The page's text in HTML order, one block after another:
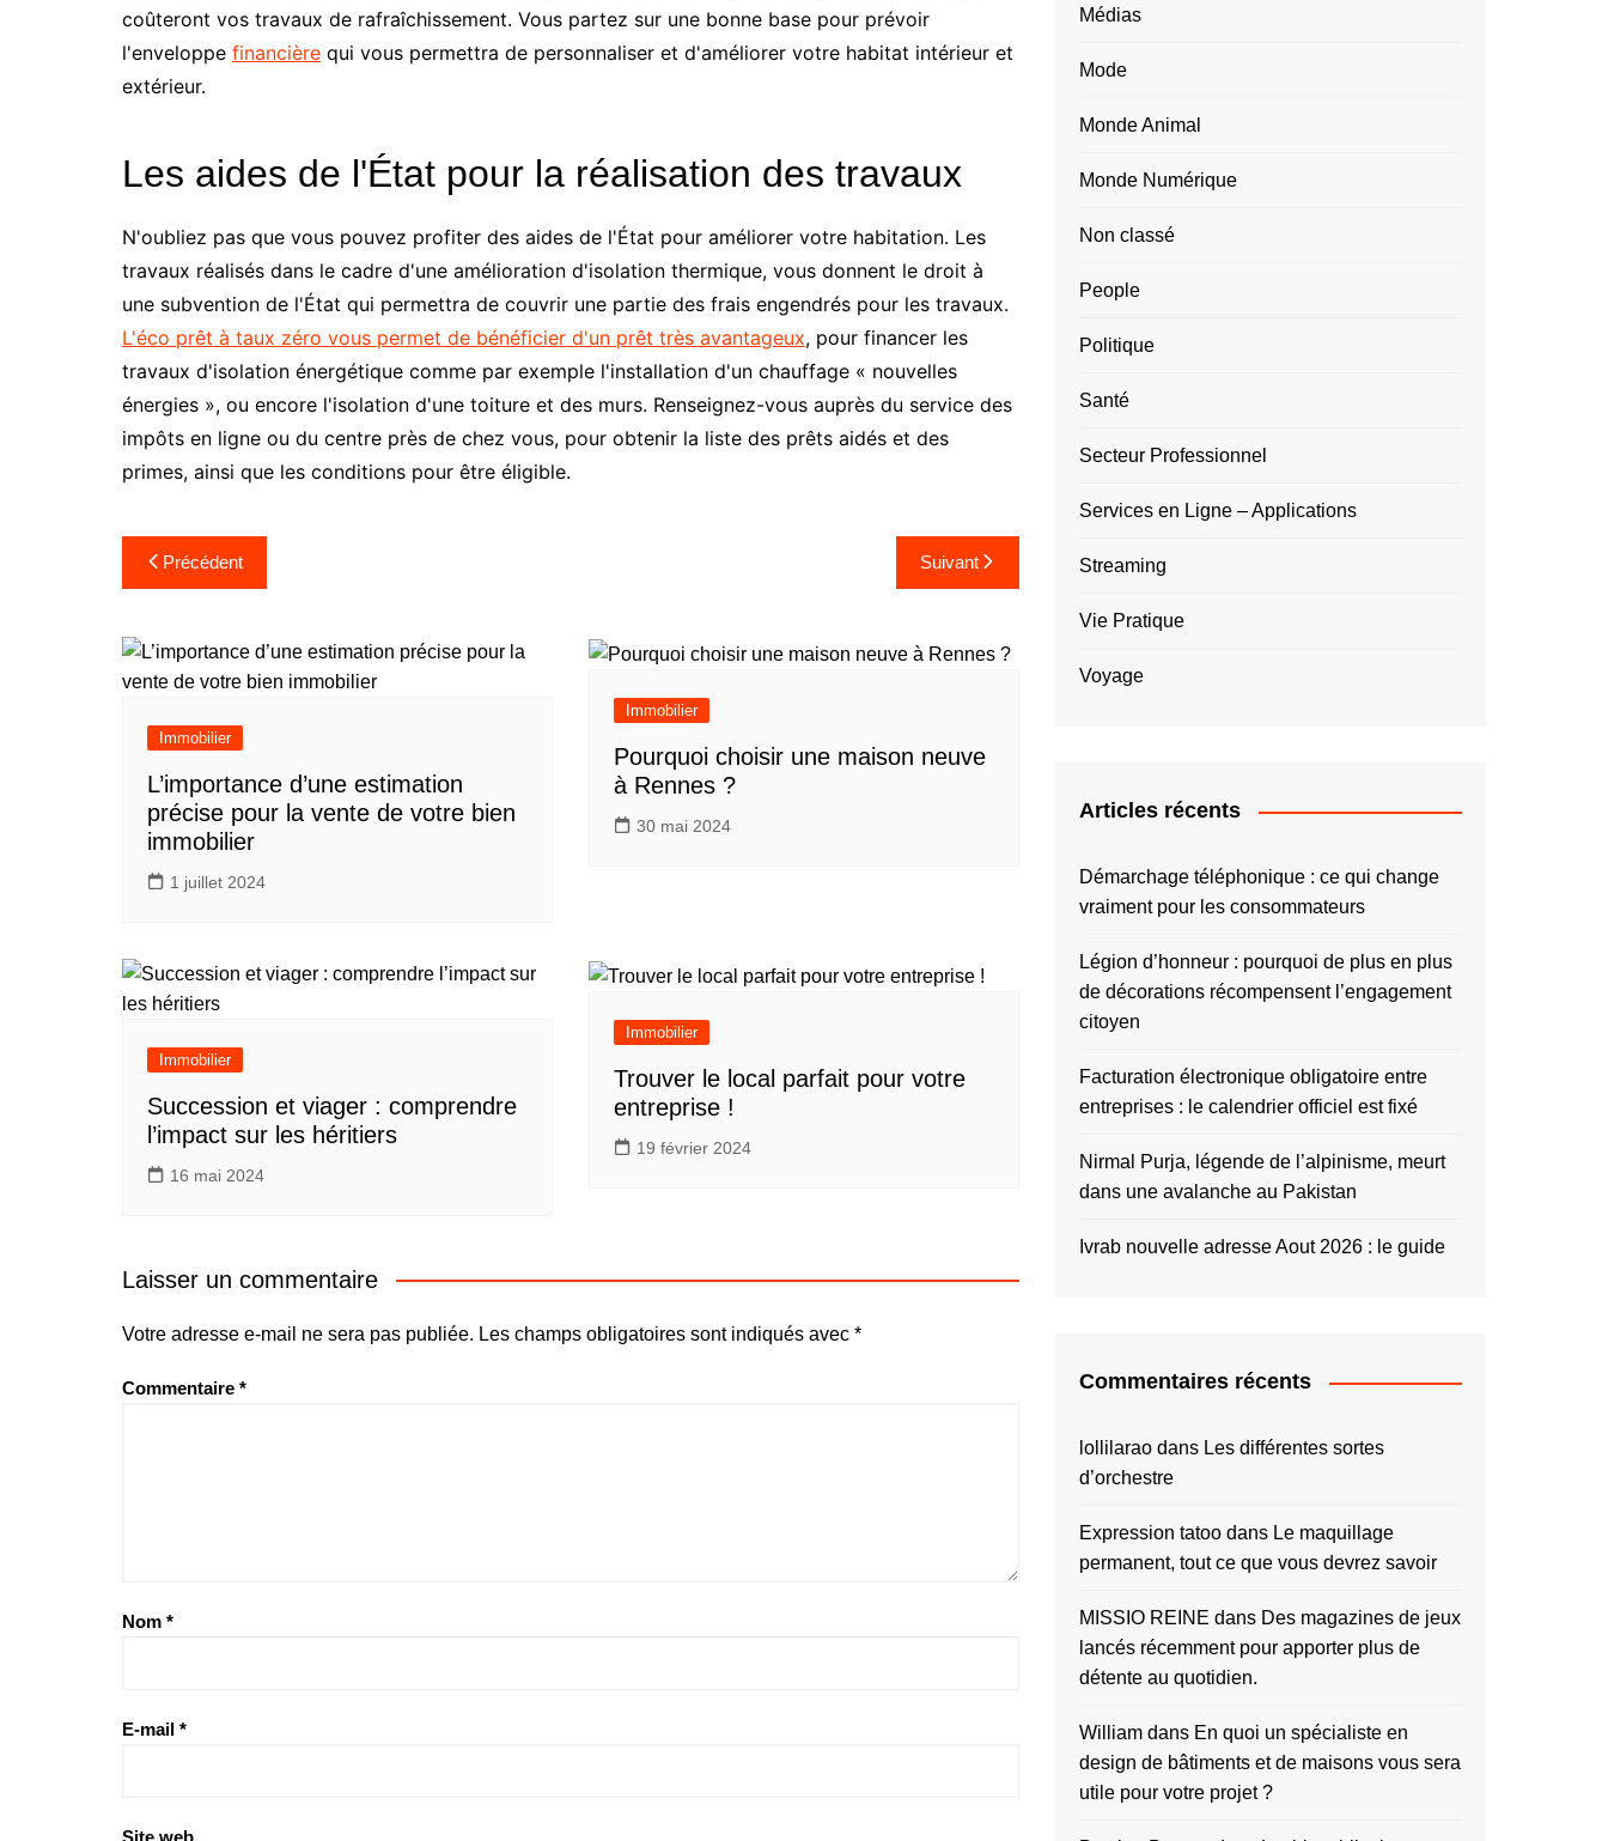
coûteront vos travaux de rafraîchissement. Vous partez sur une bonne base pour prévoir
l'enveloppe financière qui vous permettra de personnaliser et d'améliorer votre habitat intérieur et
extérieur.
Les aides de l'État pour la réalisation des travaux
N'oubliez pas que vous pouvez profiter des aides de l'État pour améliorer votre habitation. Les
travaux réalisés dans le cadre d'une amélioration d'isolation thermique, vous donnent le droit à
une subvention de l'État qui permettra de couvrir une partie des frais engendrés pour les travaux.
L'éco prêt à taux zéro vous permet de bénéficier d'un prêt très avantageux, pour financer les
travaux d'isolation énergétique comme par exemple l'installation d'un chauffage « nouvelles
énergies », ou encore l'isolation d'une toiture et des murs. Renseignez-vous auprès du service des
impôts en ligne ou du centre près de chez vous, pour obtenir la liste des prêts aidés et des
primes, ainsi que les conditions pour être éligible.
Navigation
de
l’article
Précédent Suivant
Immobilier
L’importance d’une estimation
précise pour la vente de votre bien
immobilier
1 juillet 2024
Immobilier
Pourquoi choisir une maison neuve
à Rennes ?
30 mai 2024
Immobilier
Succession et viager : comprendre
l’impact sur les héritiers
16 mai 2024
Immobilier
Trouver le local parfait pour votre
entreprise !
19 février 2024
Laisser un commentaire
Votre adresse e-mail ne sera pas publiée. Les champs obligatoires sont indiqués avec *
Commentaire *
Nom *
E-mail *
Médias
Mode
Monde Animal
Monde Numérique
Non classé
People
Politique
Santé
Secteur Professionnel
Services en Ligne – Applications
Streaming
Vie Pratique
Voyage
Articles récents
Démarchage téléphonique : ce qui change
vraiment pour les consommateurs
Légion d’honneur : pourquoi de plus en plus
de décorations récompensent l’engagement
citoyen
Facturation électronique obligatoire entre
entreprises : le calendrier officiel est fixé
Nirmal Purja, légende de l’alpinisme, meurt
dans une avalanche au Pakistan
Ivrab nouvelle adresse Aout 2026 : le guide
Commentaires récents
lollilarao dans Les différentes sortes
d’orchestre
Expression tatoo dans Le maquillage
permanent, tout ce que vous devrez savoir
MISSIO REINE dans Des magazines de jeux
lancés récemment pour apporter plus de
détente au quotidien.
William dans En quoi un spécialiste en
design de bâtiments et de maisons vous sera
utile pour votre projet ?